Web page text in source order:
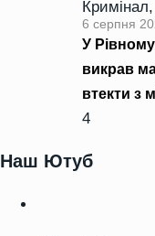
Кримінал,
6 серпня
У Рівному
викрав
втекти з
4
Наш Ютуб